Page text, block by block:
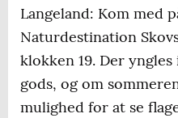
Langeland: Kom med
Naturdestination
klokken 19. Der
gods, og om
mulighed for at se